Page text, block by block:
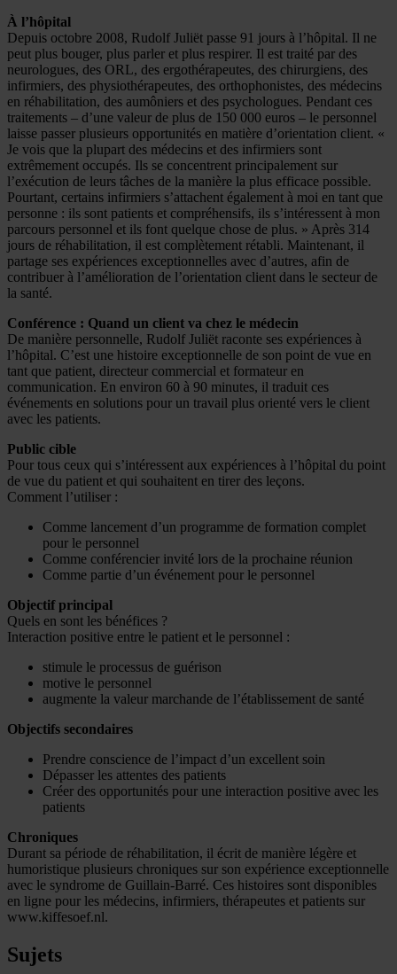
À l’hôpital
Depuis octobre 2008, Rudolf Juliët passe 91 jours à l’hôpital. Il ne
peut plus bouger, plus parler et plus respirer. Il est traité par des
neurologues, des ORL, des ergothérapeutes, des chirurgiens, des
infirmiers, des physiothérapeutes, des orthophonistes, des médecins
en réhabilitation, des aumôniers et des psychologues. Pendant ces
traitements – d’une valeur de plus de 150 000 euros – le personnel
laisse passer plusieurs opportunités en matière d’orientation client. «
Je vois que la plupart des médecins et des infirmiers sont
extrêmement occupés. Ils se concentrent principalement sur
l’exécution de leurs tâches de la manière la plus efficace possible.
Pourtant, certains infirmiers s’attachent également à moi en tant que
personne : ils sont patients et compréhensifs, ils s’intéressent à mon
parcours personnel et ils font quelque chose de plus. » Après 314
jours de réhabilitation, il est complètement rétabli. Maintenant, il
partage ses expériences exceptionnelles avec d’autres, afin de
contribuer à l’amélioration de l’orientation client dans le secteur de
la santé.
Conférence : Quand un client va chez le médecin
De manière personnelle, Rudolf Juliët raconte ses expériences à
l’hôpital. C’est une histoire exceptionnelle de son point de vue en
tant que patient, directeur commercial et formateur en
communication. En environ 60 à 90 minutes, il traduit ces
événements en solutions pour un travail plus orienté vers le client
avec les patients.
Public cible
Pour tous ceux qui s’intéressent aux expériences à l’hôpital du point
de vue du patient et qui souhaitent en tirer des leçons.
Comment l’utiliser :
Comme lancement d’un programme de formation complet
pour le personnel
Comme conférencier invité lors de la prochaine réunion
Comme partie d’un événement pour le personnel
Objectif principal
Quels en sont les bénéfices ?
Interaction positive entre le patient et le personnel :
stimule le processus de guérison
motive le personnel
augmente la valeur marchande de l’établissement de santé
Objectifs secondaires
Prendre conscience de l’impact d’un excellent soin
Dépasser les attentes des patients
Créer des opportunités pour une interaction positive avec les
patients
Chroniques
Durant sa période de réhabilitation, il écrit de manière légère et
humoristique plusieurs chroniques sur son expérience exceptionnelle
avec le syndrome de Guillain-Barré. Ces histoires sont disponibles
en ligne pour les médecins, infirmiers, thérapeutes et patients sur
www.kiffesoef.nl.
Sujets